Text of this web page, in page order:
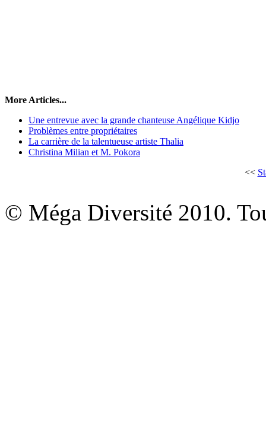
More Articles...
Une entrevue avec la grande chanteuse Angélique Kidjo
Problèmes entre propriétaires
La carrière de la talentueuse artiste Thalia
Christina Milian et M. Pokora
<<
© Méga Diversité 2010.